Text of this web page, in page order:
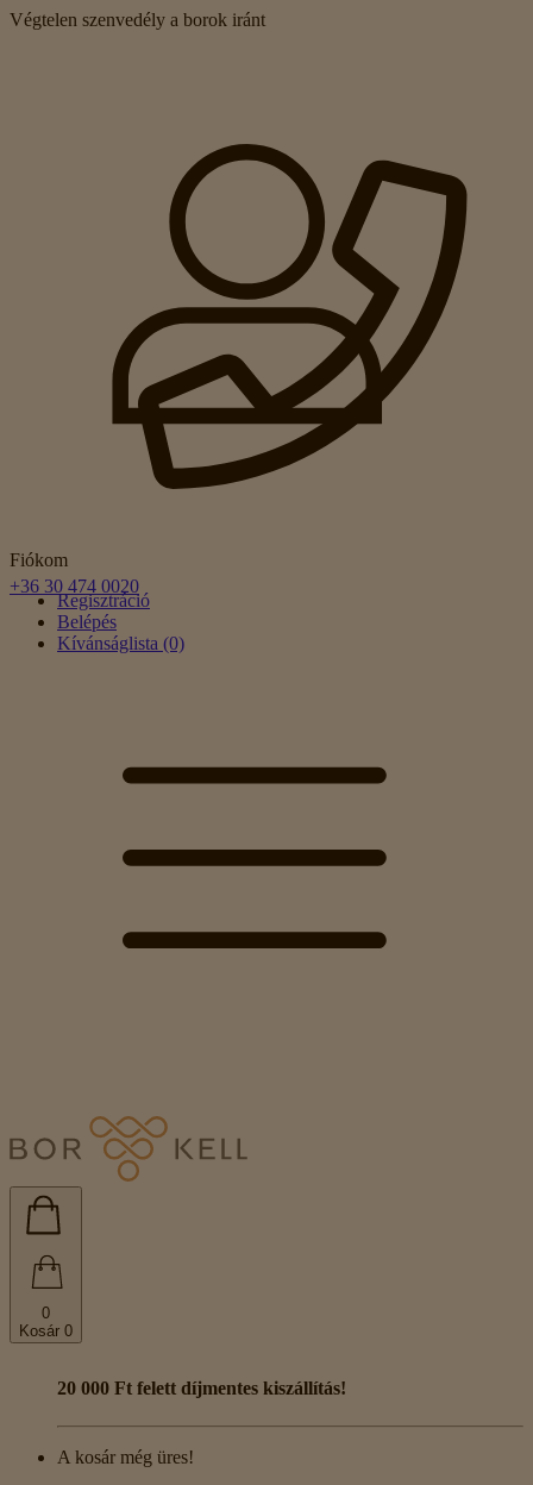
Végtelen szenvedély a borok iránt
Fiókom
Regisztráció
Belépés
Kívánságlista (0)
+36 30 474 0020
0
Kosár 0
20 000 Ft felett díjmentes kiszállítás!
A kosár még üres!